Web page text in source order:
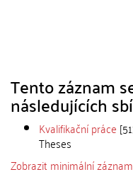
Tento záznam
následujících
Kvalifikační práce
Theses
Zobrazit minimální záznam